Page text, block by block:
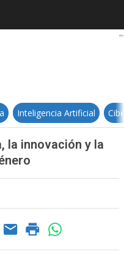
de la tecnología, la
Inteligencia Artificial
la innovación y la